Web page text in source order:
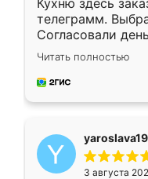
Кухню здесь
телеграмм.
Согласовали
недели кухня
довольны
мебель за
Читать полностью
3 августа